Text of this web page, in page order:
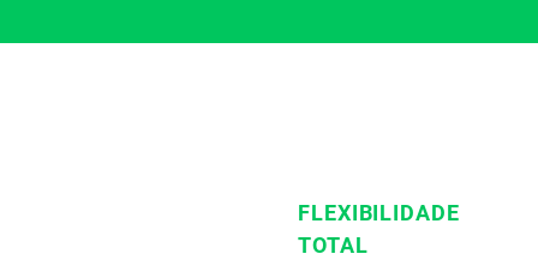
FLEXIBILIDADE
TOTAL